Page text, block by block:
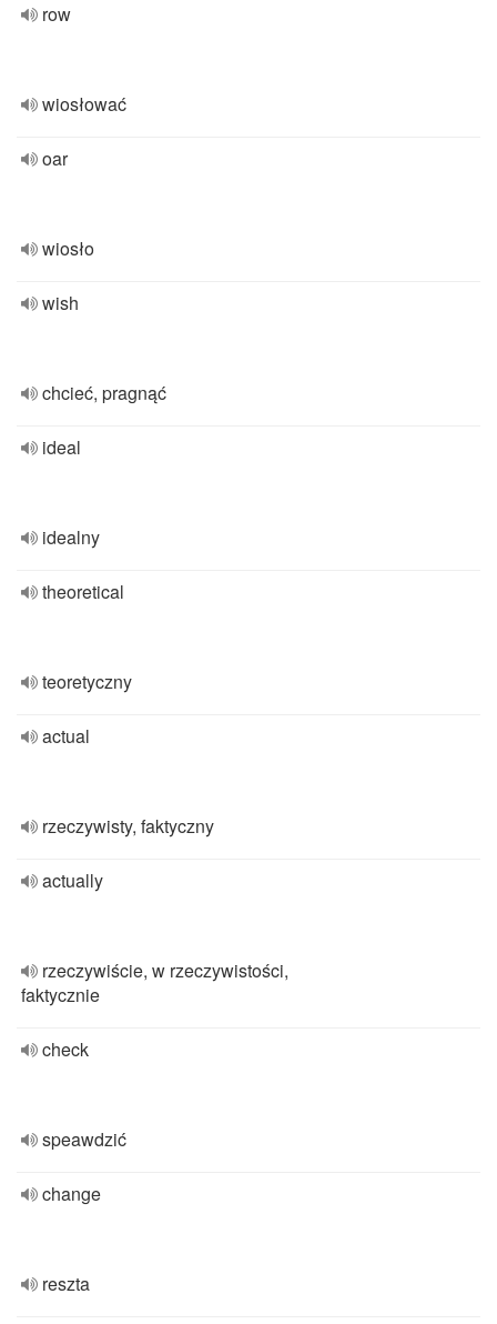
row
wiosłować
oar
wiosło
wish
chcieć, pragnąć
ideal
idealny
theoretical
teoretyczny
actual
rzeczywisty, faktyczny
actually
rzeczywiście, w rzeczywistości,
faktycznie
check
speawdzić
change
reszta